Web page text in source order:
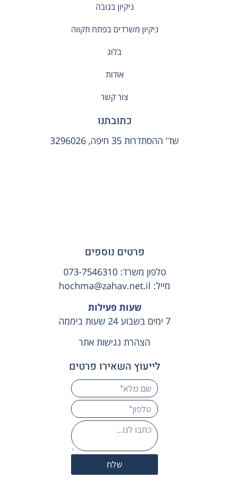
ניקיון בגובה
ניקיון משרדים בפתח תקווה
בלוג
אודות
צור קשר
כתובתנו
שד' ההסתדרות 35 חיפה, 3296026
פרטים נוספים
טלפון משרד:073-7546310
מייל: hochma@zahav.net.il
שעות פעילות
7 ימים בשבוע 24 שעות ביממה
הצהרת נגישות אתר
לייעוץ השאירו פרטים
שלח